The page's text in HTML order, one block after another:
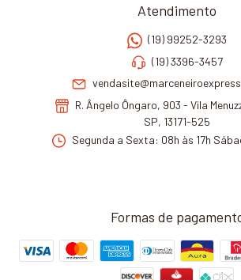
Atendimento
(19) 99252-3293
(19) 3396-3457
R. Ângelo Ôngaro, 903 - Vila
SP, 13171-525
Segunda a Sexta: 08h às 17h
Formas de